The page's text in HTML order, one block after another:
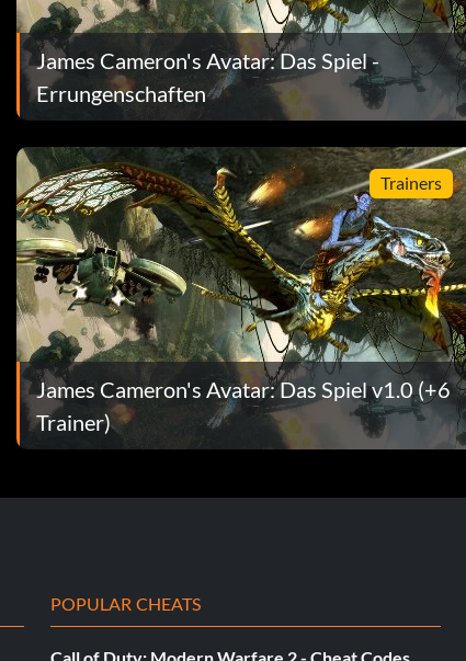
James Cameron's Avatar: Das Spiel -
Errungenschaften
Trainers
James Cameron's Avatar: Das Spiel v1.0 (+6
Trainer)
POPULAR CHEATS